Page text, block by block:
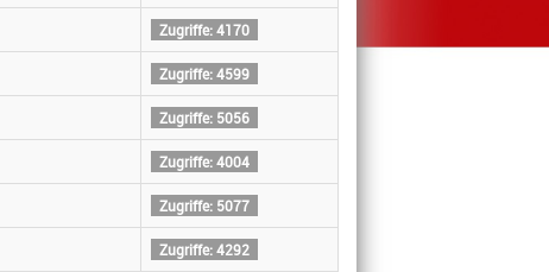
Zugriffe: 4170
Zugriffe: 4599
Zugriffe: 5056
Zugriffe: 4004
Zugriffe: 5077
Zugriffe: 4292